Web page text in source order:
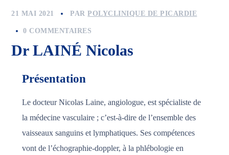
21 MAI 2021 PARPOLYCLINIQUE DE PICARDIE
0 COMMENTAIRES
Dr LAINÉ Nicolas
Présentation
Le docteur Nicolas Laine, angiologue, est spécialiste de
la médecine vasculaire ; c’est-à-dire de l’ensemble des
vaisseaux sanguins et lymphatiques. Ses compétences
vont de l’échographie-doppler, à la phlébologie en